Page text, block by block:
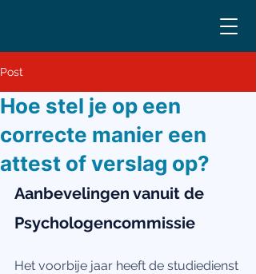
Post
Hoe stel je op een
correcte manier een
attest of verslag op?
Aanbevelingen vanuit de
Psychologencommissie
Het voorbije jaar heeft de studiedienst